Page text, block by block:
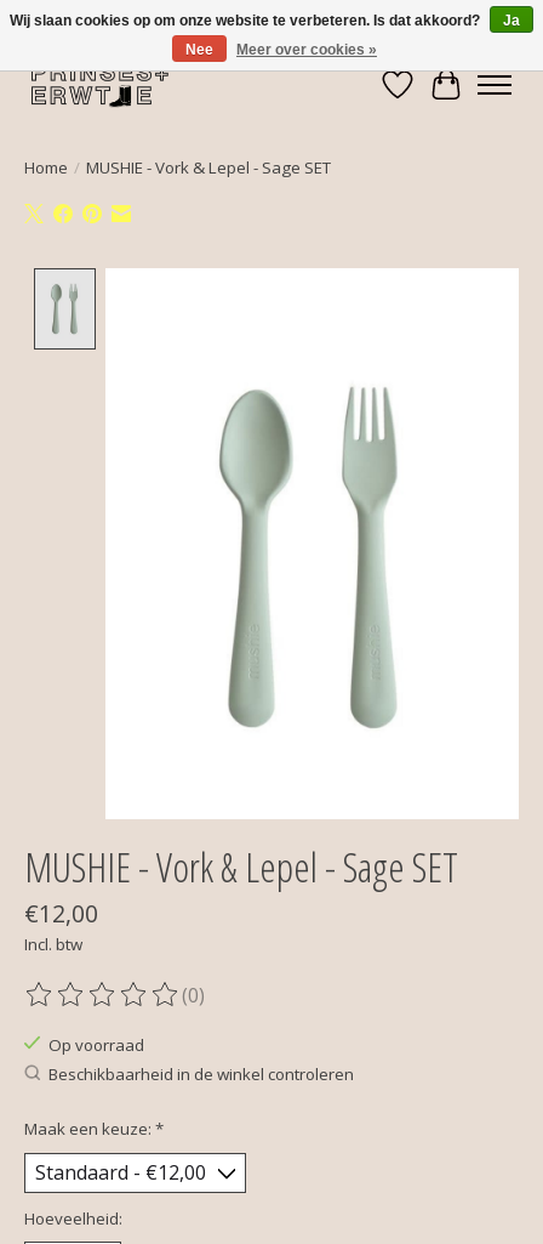
Verlanglijst
Home / MUSHIE - Vork & Lepel - Sage SET
MUSHIE - Vork & Lepel - Sage SET
€12,00
Incl. btw
De beoordeling van dit product is
(0)
Op voorraad
Beschikbaarheid in de winkel controleren
Maak een keuze: *
Hoeveelheid:
Wij slaan cookies op om onze website te verbeteren. Is dat akkoord?
Ja
Nee
Meer over cookies »